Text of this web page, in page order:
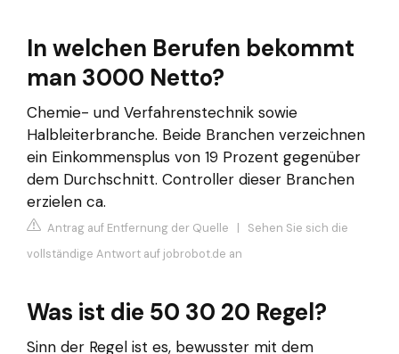
In welchen Berufen bekommt
man 3000 Netto?
Chemie- und Verfahrenstechnik sowie
Halbleiterbranche. Beide Branchen verzeichnen
ein Einkommensplus von 19 Prozent gegenüber
dem Durchschnitt. Controller dieser Branchen
erzielen ca.
Antrag auf Entfernung der Quelle | Sehen Sie sich die
vollständige Antwort auf jobrobot.de an
Was ist die 50 30 20 Regel?
Sinn der Regel ist es, bewusster mit dem